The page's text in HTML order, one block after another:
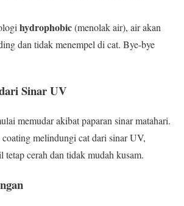
hydrophobic(menolak air), air akan
dan tidak menempel di cat. Bye-bye
Sinar UV
memudar akibat paparan sinar matahari.
melindungi cat dari sinar UV,
tetap cerah dan tidak mudah kusam.